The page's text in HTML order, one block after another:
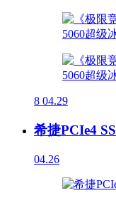
8 04.29
希捷PCIe4
04.26